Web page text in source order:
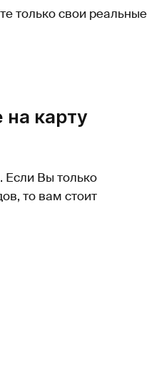
только свои реальные
на карту
Если Вы только
то вам стоит